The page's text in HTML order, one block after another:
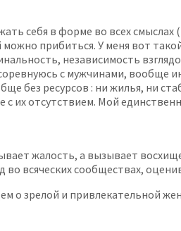
себя в форме во всех
прибиться. У меня вот
независимость
с мужчинами, вообще
без ресурсов : ни жилья, ни
с их отсутствием. Мой
жалость, а вызывает
всяческих сообществах,
о зрелой и привлекательной